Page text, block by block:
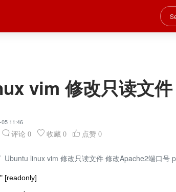
vim 修改只读文
05 11:46
评论 0 收藏 0 点赞 0
Ubuntu linux vim 修改只读文件 修改Apache2端口号
[readonly]